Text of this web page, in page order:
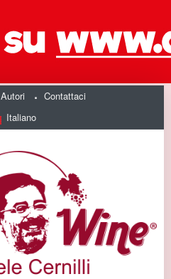
Autori
Contattaci
Italiano